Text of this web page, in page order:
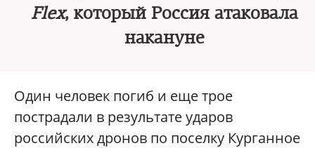
Flex, который Россия атаковала
накануне
Один человек погиб и еще трое
пострадали в результате ударов
российских дронов по поселку Курганное